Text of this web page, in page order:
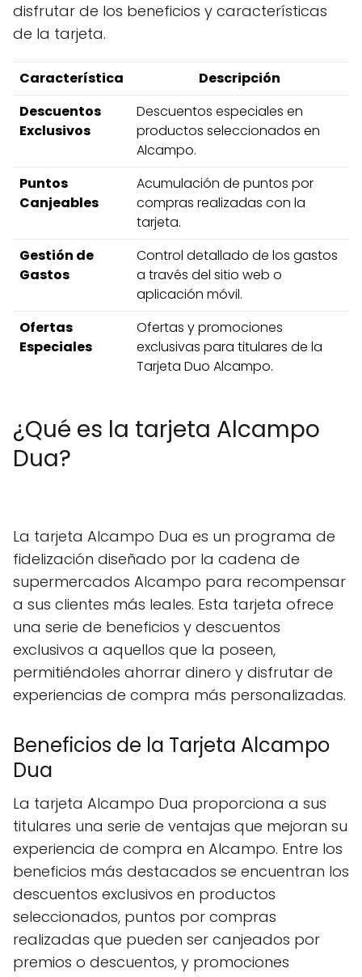
disfrutar de los beneficios y características
de la tarjeta.
Característica
Descripción
Descuentos
Exclusivos
Descuentos especiales en
productos seleccionados en
Alcampo.
Puntos
Canjeables
Acumulación de puntos por
compras realizadas con la
tarjeta.
Gestión de
Gastos
Control detallado de los gastos
a través del sitio web o
aplicación móvil.
Ofertas
Especiales
Ofertas y promociones
exclusivas para titulares de la
Tarjeta Duo Alcampo.
¿Qué es la tarjeta Alcampo
Dua?
La tarjeta Alcampo Dua es un programa de
fidelización diseñado por la cadena de
supermercados Alcampo para recompensar
a sus clientes más leales. Esta tarjeta ofrece
una serie de beneficios y descuentos
exclusivos a aquellos que la poseen,
permitiéndoles ahorrar dinero y disfrutar de
experiencias de compra más personalizadas.
Beneficios de la Tarjeta Alcampo
Dua
La tarjeta Alcampo Dua proporciona a sus
titulares una serie de ventajas que mejoran su
experiencia de compra en Alcampo. Entre los
beneficios más destacados se encuentran los
descuentos exclusivos en productos
seleccionados, puntos por compras
realizadas que pueden ser canjeados por
premios o descuentos, y promociones